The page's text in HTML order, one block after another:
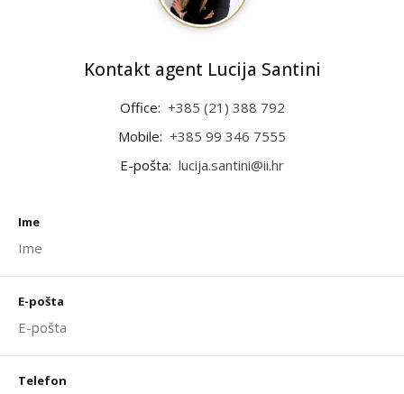
Kontakt agent Lucija Santini
Office: +385 (21) 388 792
Mobile: +385 99 346 7555
E-pošta: lucija.santini@ii.hr
Ime
E-pošta
Telefon